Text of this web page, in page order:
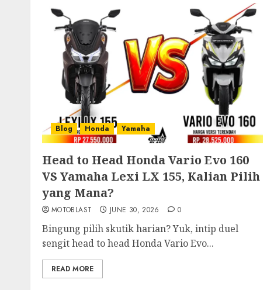
Blog Honda Yamaha
Head to Head Honda Vario Evo 160
VS Yamaha Lexi LX 155, Kalian Pilih
yang Mana?
MOTOBLAST JUNE 30, 2026 0
Bingung pilih skutik harian? Yuk, intip duel
sengit head to head Honda Vario Evo...
READ MORE